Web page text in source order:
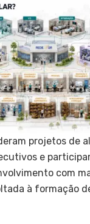
projetos de
e
com
à formação